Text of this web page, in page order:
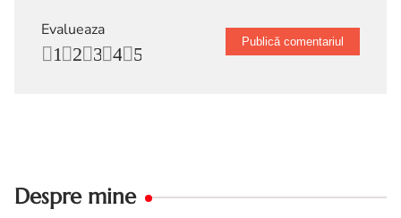
Evalueaza
5
4
3
2
1
Despre mine